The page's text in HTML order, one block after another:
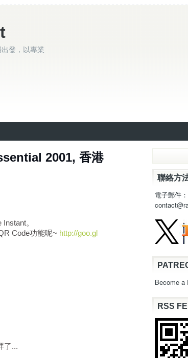
發，以專業
2001, 香港
。
Code功能呢~ http://goo.gl
了...
聯絡方
電子郵件：
Become a
RSS